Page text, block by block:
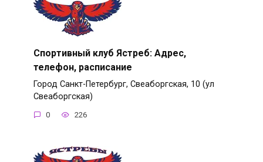
Спортивный клуб Ястреб: Адрес,
телефон, расписание
Город Санкт-Петербург, Свеаборгская, 10 (ул
Свеаборгская)
0 226